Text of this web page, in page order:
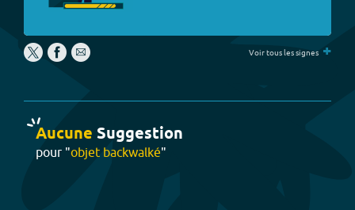
Voir tous les signes +
Aucune Suggestion
pour "objet backwalké"